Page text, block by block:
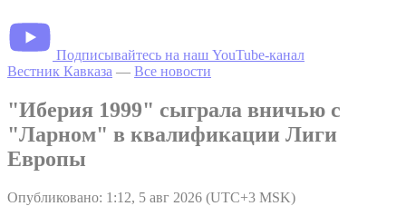
Подписывайтесь на наш YouTube-канал
Вестник Кавказа — Все новости
"Иберия 1999" сыграла вничью с
"Ларном" в квалификации Лиги
Европы
Опубликовано: 1:12, 5 авг 2026 (UTC+3 MSK)